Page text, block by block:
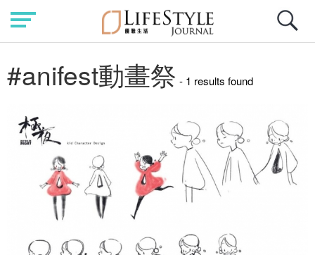
#anifest動畫祭 - 1 results found